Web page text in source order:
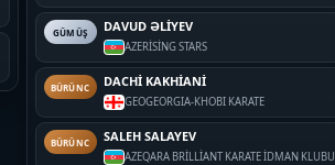
GÜMÜŞ DAVUD ƏLİYEV
AZERİSİNG STARS
BÜRÜNC DACHİ KAKHİANİ
GEOGEORGIA-KHOBI KARATE
BÜRÜNC SALEH SALAYEV
AZEQARA BRİLLİANT KARATE İDMAN KLUBU